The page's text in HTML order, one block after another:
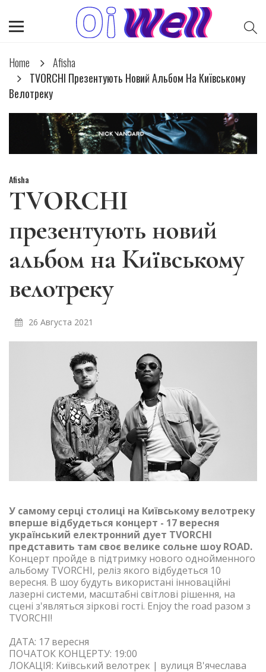
Home
Afisha
TVORCHI Презентують Новий Альбом На Київському
Велотреку
Afisha
TVORCHI
презентують новий
альбом на Київському
велотреку
26 Августа 2021
У самому серці столиці на Київському велотреку
вперше відбудеться концерт - 17 вересня
український електронний дует TVORCHI
представить там своє велике сольне шоу ROAD.
Концерт пройде в підтримку нового однойменного
альбому TVORCHI, реліз якого відбудеться 10
вересня. В шоу будуть використані інноваційні
лазерні системи, масштабні світлові рішення, на
сцені з'являться зіркові гості. Enjoy the road разом з
TVORCHI!
ДАТА: 17 вересня
ПОЧАТОК КОНЦЕРТУ: 19:00
ЛОКАЦІЯ: Київський велотрек | вулиця В'ячеслава